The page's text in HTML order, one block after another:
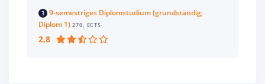
3
9-semestriges Diplomstudium (grundständig,
Diplom 1) 270, ECTS
2,8